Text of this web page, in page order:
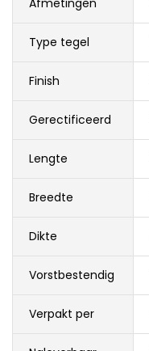
Type tegel
Finish
Gerectificeerd
Lengte
Breedte
Dikte
Vorstbestendig
Verpakt per